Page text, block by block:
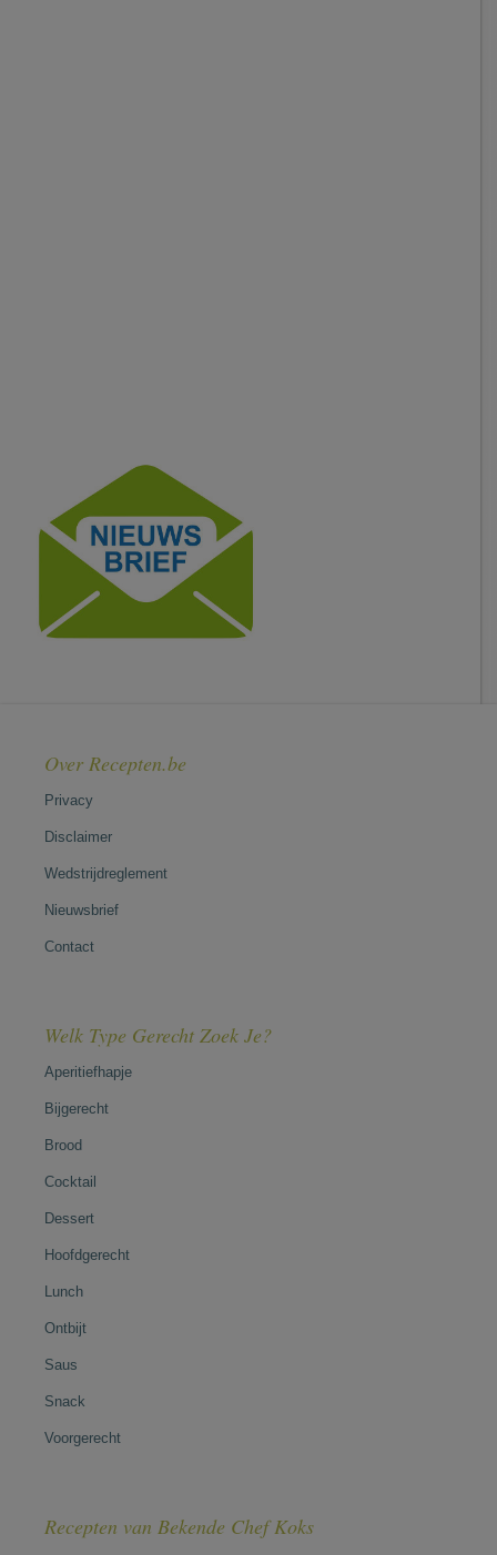
Over Recepten.be
Privacy
Disclaimer
Wedstrijdreglement
Nieuwsbrief
Contact
Welk Type Gerecht Zoek Je?
Aperitiefhapje
Bijgerecht
Brood
Cocktail
Dessert
Hoofdgerecht
Lunch
Ontbijt
Saus
Snack
Voorgerecht
Recepten van Bekende Chef Koks